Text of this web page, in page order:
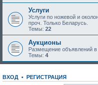
Услуги
Услуги по ножевой и
проч. Только Беларусь.
Темы: 22
Аукционы
Размещение объявлений
Темы: 4
ВХОД • РЕГИСТРАЦИЯ